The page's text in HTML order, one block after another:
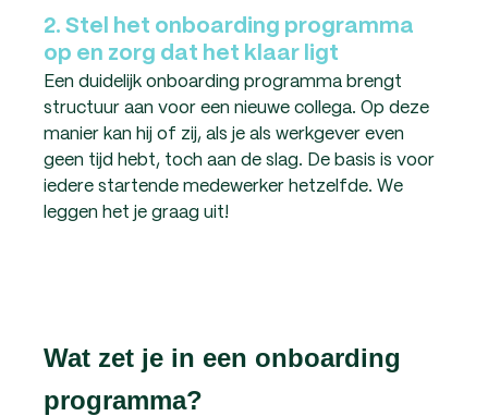
2. Stel het onboarding programma
op en zorg dat het klaar ligt
Een duidelijk onboarding programma brengt
structuur aan voor een nieuwe collega. Op deze
manier kan hij of zij, als je als werkgever even
geen tijd hebt, toch aan de slag. De basis is voor
iedere startende medewerker hetzelfde. We
leggen het je graag uit!
Wat zet je in een onboarding
programma?